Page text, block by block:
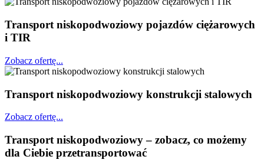
Transport niskopodwoziowy pojazdów ciężarowych
i TIR
Zobacz ofertę...
Transport niskopodwoziowy konstrukcji stalowych
Zobacz ofertę...
Transport niskopodwoziowy – zobacz, co możemy
dla Ciebie przetransportować